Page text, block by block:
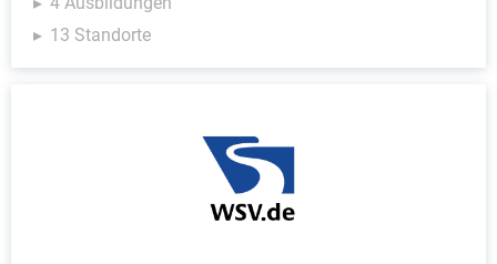
13 Standorte